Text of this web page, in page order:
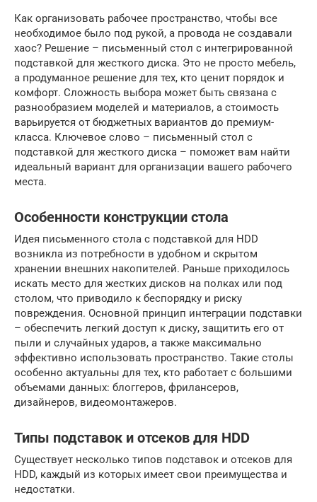
Как организовать рабочее пространство, чтобы все
необходимое было под рукой, а провода не создавали
хаос? Решение – письменный стол с интегрированной
подставкой для жесткого диска. Это не просто мебель,
а продуманное решение для тех, кто ценит порядок и
комфорт. Сложность выбора может быть связана с
разнообразием моделей и материалов, а стоимость
варьируется от бюджетных вариантов до премиум-
класса. Ключевое слово – письменный стол с
подставкой для жесткого диска – поможет вам найти
идеальный вариант для организации вашего рабочего
места.
Особенности конструкции стола
Идея письменного стола с подставкой для HDD
возникла из потребности в удобном и скрытом
хранении внешних накопителей. Раньше приходилось
искать место для жестких дисков на полках или под
столом, что приводило к беспорядку и риску
повреждения. Основной принцип интеграции подставки
– обеспечить легкий доступ к диску, защитить его от
пыли и случайных ударов, а также максимально
эффективно использовать пространство. Такие столы
особенно актуальны для тех, кто работает с большими
объемами данных: блоггеров, фрилансеров,
дизайнеров, видеомонтажеров.
Типы подставок и отсеков для HDD
Существует несколько типов подставок и отсеков для
HDD, каждый из которых имеет свои преимущества и
недостатки.